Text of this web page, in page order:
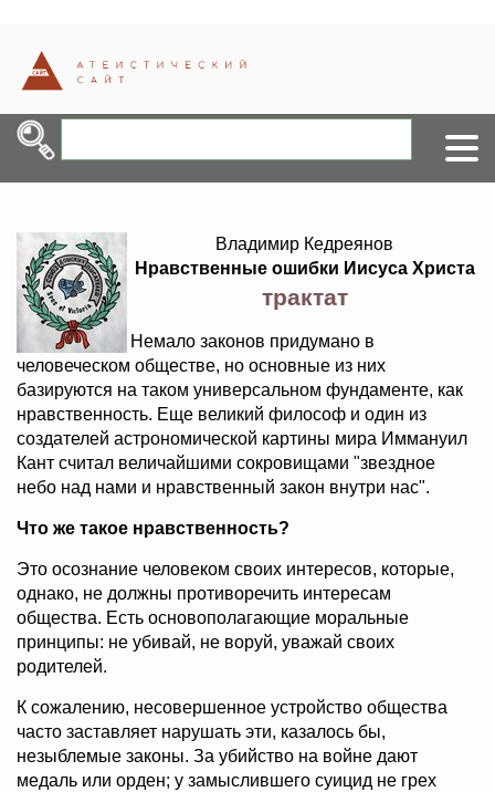
Владимир Кедреянов
Нравственные ошибки Иисуса Христа
трактат
Немало законов придумано в
человеческом обществе, но основные из них
базируются на таком универсальном фундаменте, как
нравственность. Еще великий философ и один из
создателей астрономической картины мира Иммануил
Кант считал величайшими сокровищами "звездное
небо над нами и нравственный закон внутри нас".
Что же такое нравственность?
Это осознание человеком своих интересов, которые,
однако, не должны противоречить интересам
общества. Есть основополагающие моральные
принципы: не убивай, не воруй, уважай своих
родителей.
К сожалению, несовершенное устройство общества
часто заставляет нарушать эти, казалось бы,
незыблемые законы. За убийство на войне дают
медаль или орден; у замыслившего суицид не грех